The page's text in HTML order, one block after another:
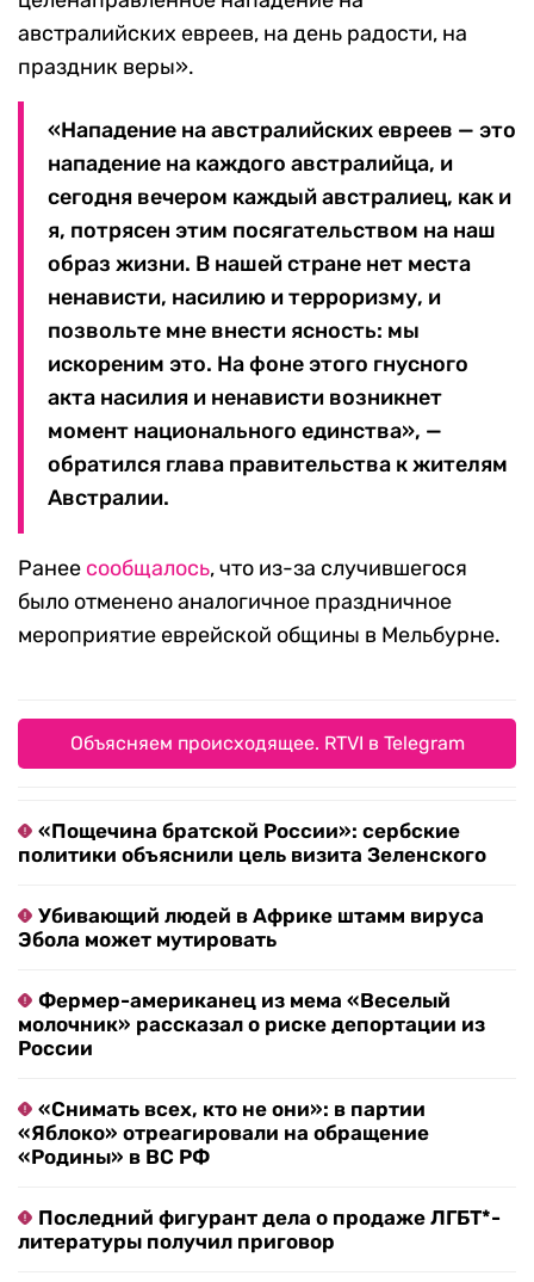
австралийских евреев, на день радости, на
праздник веры».
«Нападение на австралийских евреев — это
нападение на каждого австралийца, и
сегодня вечером каждый австралиец, как и
я, потрясен этим посягательством на наш
образ жизни. В нашей стране нет места
ненависти, насилию и терроризму, и
позвольте мне внести ясность: мы
искореним это. На фоне этого гнусного
акта насилия и ненависти возникнет
момент национального единства», —
обратился глава правительства к жителям
Австралии.
Ранее сообщалось, что из-за случившегося
было отменено аналогичное праздничное
мероприятие еврейской общины в Мельбурне.
Объясняем происходящее. RTVI в Telegram
«Пощечина братской России»: сербские
политики объяснили цель визита Зеленского
Убивающий людей в Африке штамм вируса
Эбола может мутировать
Фермер-американец из мема «Веселый
молочник» рассказал о риске депортации из
России
«Снимать всех, кто не они»: в партии
«Яблоко» отреагировали на обращение
«Родины» в ВС РФ
Последний фигурант дела о продаже ЛГБТ*-
литературы получил приговор